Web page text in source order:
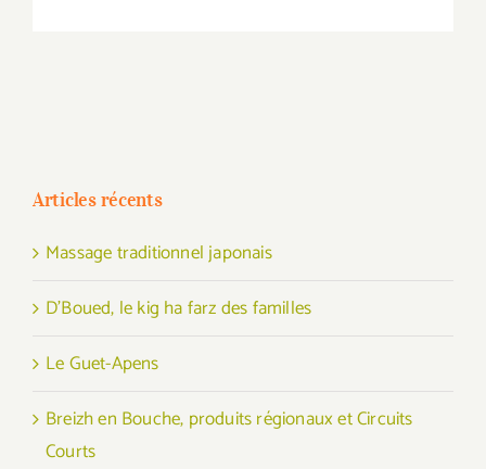
Articles récents
Massage traditionnel japonais
D’Boued, le kig ha farz des familles
Le Guet-Apens
Breizh en Bouche, produits régionaux et Circuits
Courts